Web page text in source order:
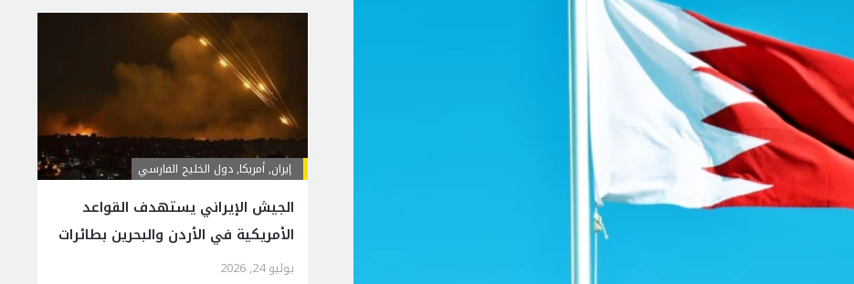
إيران,أمريكا,دول الخليج الفارسي
الجيش الإيراني يستهدف القواعد
الأمريكية في الأردن والبحرين بطائرات
مسيرة
يوليو 24, 2026